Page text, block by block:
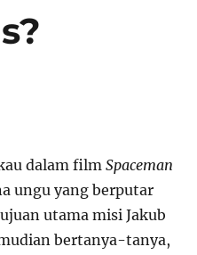
dalam film Spaceman
ungu yang berputar
utama misi Jakub
bertanya-tanya,